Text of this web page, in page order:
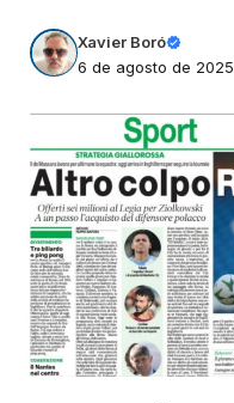
Xavier Boró
6 de agosto de 2025